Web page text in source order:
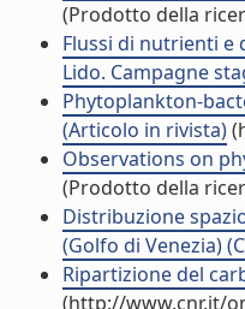
(Prodotto della
Flussi di nutrienti e
Lido. Campagne
Phytoplankton-
(Articolo in rivista)
Observations on
(Prodotto della
Distribuzione
(Golfo di Venezia)
Ripartizione del
(http://www.cnr.it/